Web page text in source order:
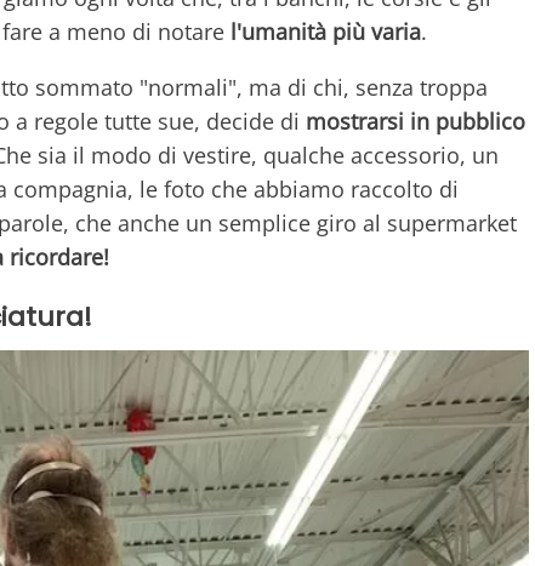
a meno di notare l'umanità più varia.
sommato "normali", ma di chi, senza troppa
a regole tutte sue, decide di mostrarsi in pubblico
sia il modo di vestire, qualche accessorio, un
le foto che abbiamo raccolto di
che anche un semplice giro al supermarket
ricordare!